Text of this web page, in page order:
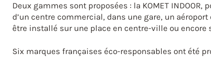
Deux gammes sont proposées : la KOMET
d’un centre commercial, dans une gare, un aéroport
être installé sur une place en centre-ville ou encore
Six marques françaises éco-responsables ont été